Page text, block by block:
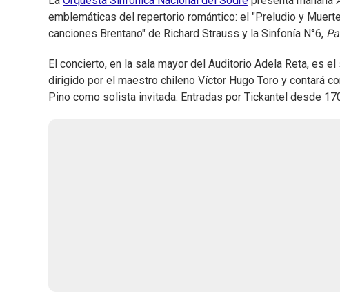
emblemáticas del repertorio romántico: el "Preludio y
canciones Brentano" de Richard Strauss y la Sinfonía N°6,
El concierto, en la sala mayor del Auditorio Adela Reta, es
dirigido por el maestro chileno Víctor Hugo Toro y contará
Pino como solista invitada. Entradas por Tickantel desde